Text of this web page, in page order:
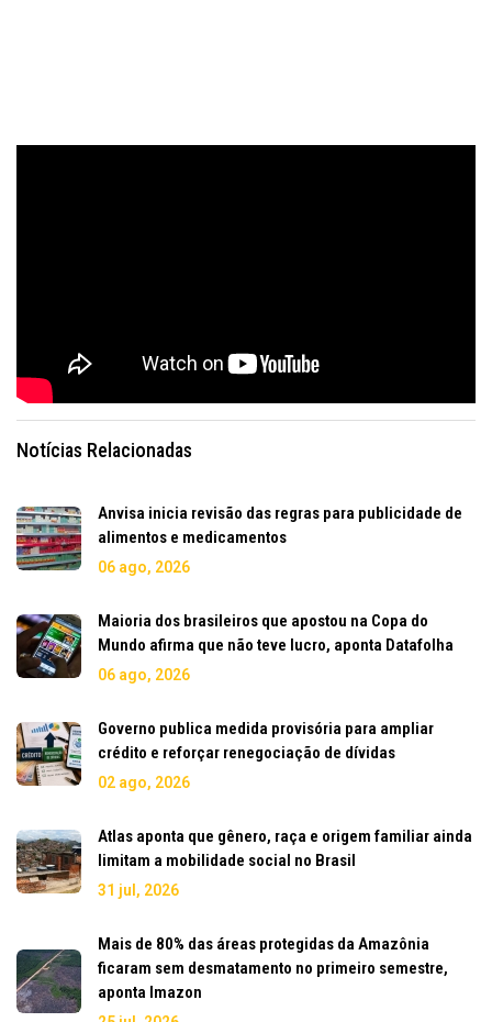
Notícias Relacionadas
Anvisa inicia revisão das regras para publicidade de
alimentos e medicamentos
06 ago, 2026
Maioria dos brasileiros que apostou na Copa do
Mundo afirma que não teve lucro, aponta Datafolha
06 ago, 2026
Governo publica medida provisória para ampliar
crédito e reforçar renegociação de dívidas
02 ago, 2026
Atlas aponta que gênero, raça e origem familiar ainda
limitam a mobilidade social no Brasil
31 jul, 2026
Mais de 80% das áreas protegidas da Amazônia
ficaram sem desmatamento no primeiro semestre,
aponta Imazon